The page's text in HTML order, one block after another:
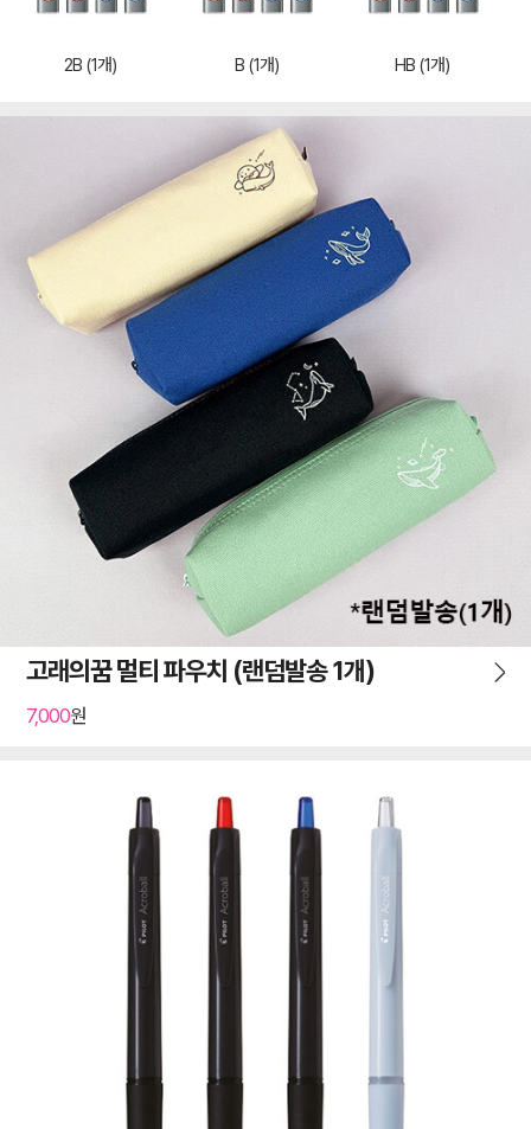
2B (1개) B (1개) HB (1개)
고래의꿈 멀티 파우치 (랜덤발송 1개)
7,000원